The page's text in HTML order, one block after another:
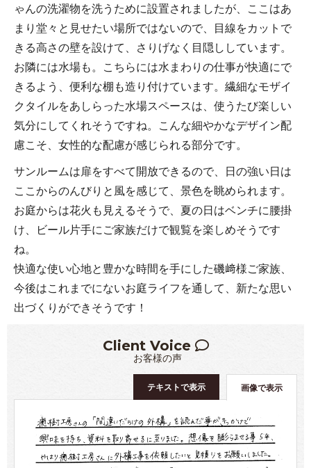
ゃんの洗濯物を洗うために設置されましたが、ここはあ
まり堂々と見せたい場所ではないので、目線をカットで
きる高さの壁を設けて、さりげなく目隠ししています。
お隣には水場も。こちらには水まわりの仕事が快適にで
きるよう、便利な棚も造り付けています。繊細なモザイ
クタイルをあしらった水場スペースは、使うたび楽しい
気分にしてくれそうですね。こんな細やかなデザイン配
慮こそ、女性的な配慮が感じられる部分です。
サンルームは扉をすべて開放できるので、日の強い日は
ここからのんびりと風を感じて、景色を眺められます。
お庭からは花火も見えるそうで、夏の日はベンチに腰掛
け、ビール片手にご家族だけで観覧を楽しめそうです
ね。
快適な使い心地と豊かな時間を手にした磯﨑様ご家族、
今後はこれまでにないお庭ライフを通して、新たな思い
出づくりができそうです！
Client Voice
お客様の声
画像で表示
テキストで表示